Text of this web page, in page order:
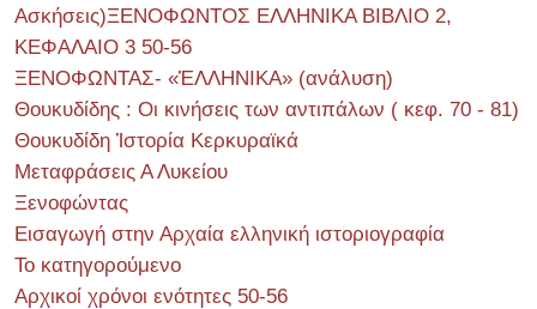
Ασκήσεις)ΞΕΝΟΦΩΝΤΟΣ ΕΛΛΗΝΙΚΑ ΒΙΒΛΙΟ 2,
ΚΕΦΑΛΑΙΟ 3 50-56
ΞΕΝΟΦΩΝΤΑΣ- «ἙΛΛΗΝΙΚΑ» (ανάλυση)
Θουκυδίδης : Οι κινήσεις των αντιπάλων ( κεφ. 70 - 81)
Θουκυδίδη Ἱστορία Κερκυραϊκά
Μεταφράσεις Α Λυκείου
Ξενοφώντας
Εισαγωγή στην Αρχαία ελληνική ιστοριογραφία
Το κατηγορούμενο
Αρχικοί χρόνοι ενότητες 50-56